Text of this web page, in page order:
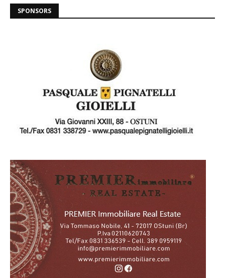
SPONSORS